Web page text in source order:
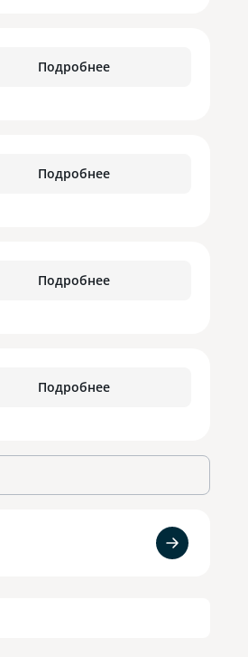
Подробнее
Подробнее
Подробнее
Подробнее